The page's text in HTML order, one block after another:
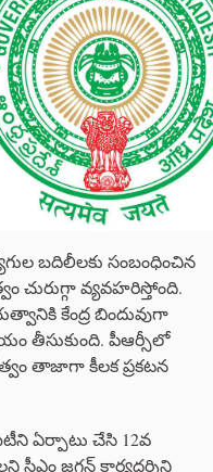
బదిలీలకు సంబంధించిన
చురుగ్గా వ్యవహరిస్తోంది.
కేంద్ర బిందువుగా
తీసుకుంది. పీఆర్సీలో
తాజాగా కీలక ప్రకటన
ఏర్పాటు చేసి 12వ
సీఎం జగన్‌ కార్యదర్శిని